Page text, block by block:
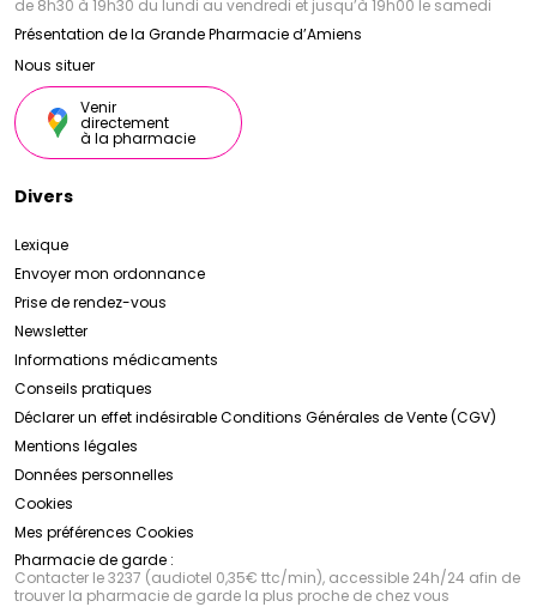
de 8h30 à 19h30 du lundi au vendredi et jusqu’à 19h00 le samedi
Présentation de la Grande Pharmacie d’Amiens
Nous situer
Venir
directement
à la pharmacie
Divers
Lexique
Envoyer mon ordonnance
Prise de rendez-vous
Newsletter
Informations médicaments
Conseils pratiques
Déclarer un effet indésirableConditions Générales de Vente (CGV)
Mentions légales
Données personnelles
Cookies
Mes préférences Cookies
Pharmacie de garde :
Contacter le 3237 (audiotel 0,35€ ttc/min), accessible 24h/24 afin de
trouver la pharmacie de garde la plus proche de chez vous